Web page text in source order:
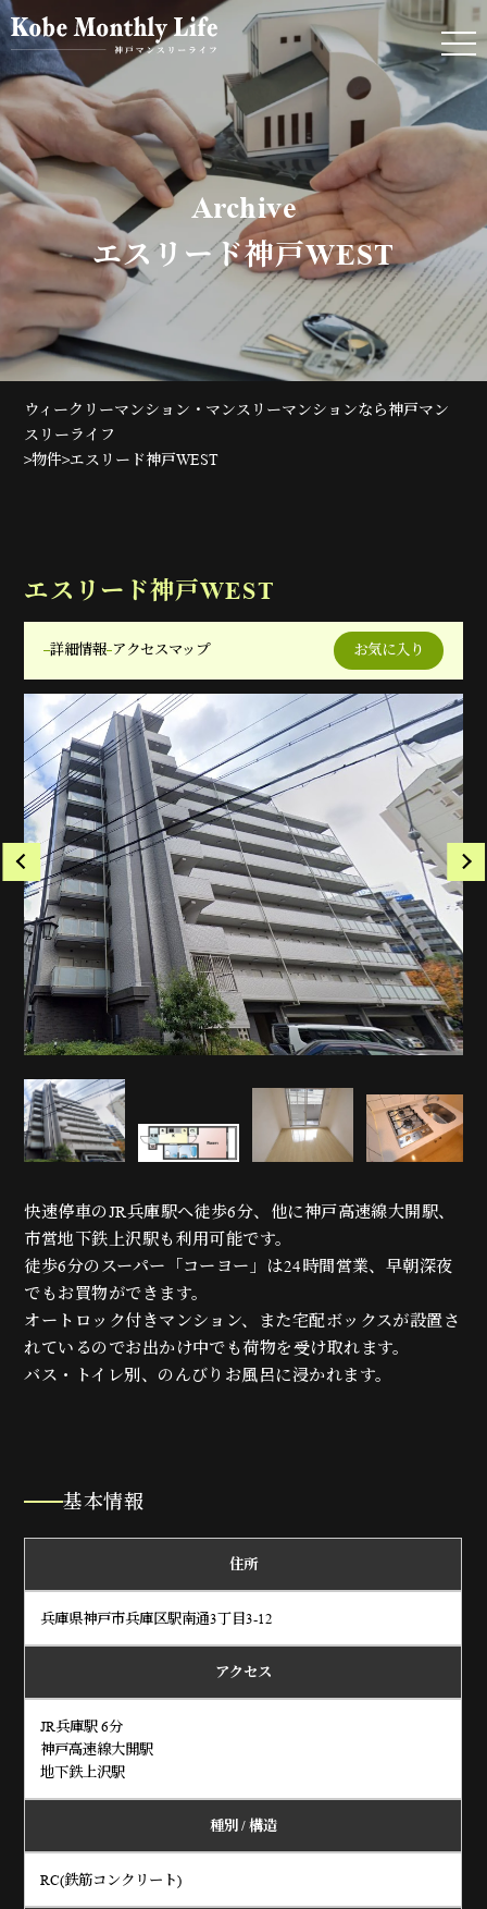
Archive
エスリード神戸WEST
ウィークリーマンション・マンスリーマンションなら神戸マン
スリーライフ
>物件>エスリード神戸WEST
エスリード神戸WEST
詳細情報 アクセスマップ お気に入り
快速停車のJR兵庫駅へ徒歩6分、他に神戸高速線大開駅、
市営地下鉄上沢駅も利用可能です。
徒歩6分のスーパー「コーヨー」は24時間営業、早朝深夜
でもお買物ができます。
オートロック付きマンション、また宅配ボックスが設置さ
れているのでお出かけ中でも荷物を受け取れます。
バス・トイレ別、のんびりお風呂に浸かれます。
基本情報
住所
兵庫県神戸市兵庫区駅南通3丁目3-12
アクセス
JR兵庫駅 6分
神戸高速線大開駅
地下鉄上沢駅
種別 / 構造
RC(鉄筋コンクリート)